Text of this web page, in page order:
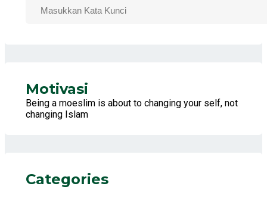
Motivasi
Being a moeslim is about to changing your self, not
changing Islam
Categories